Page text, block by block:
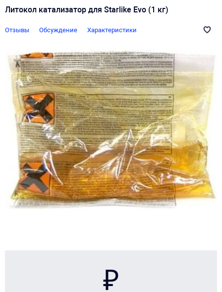
Литокол катализатор для Starlike Evo (1 кг)
Отзывы Обсуждение Характеристики
₽